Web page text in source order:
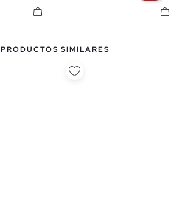
PRODUCTOS SIMILARES